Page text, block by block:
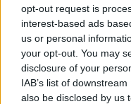
opt-out request is
interest-based ads
us or personal
your opt-out. You may
disclosure of your
IAB’s list of
also be disclosed by us